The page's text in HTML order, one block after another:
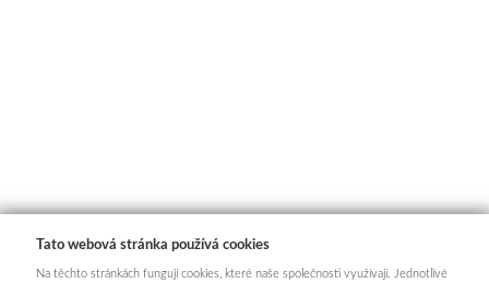
Tato webová stránka používá cookies
Na těchto stránkách fungují cookies, které naše společnosti využívají. Jednotlivé